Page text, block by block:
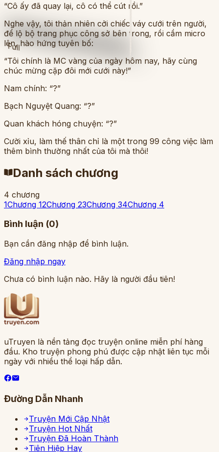
Full
“Cô ấy đã quay lại, cô có thể cút rồi.”
Nghe vậy, tôi thản nhiên cởi chiếc váy cưới trên người,
để lộ bộ trang phục công sở bên trong, rồi cầm micro
lên, hào hứng tuyên bố:
“Tôi chính là MC vàng của ngày hôm nay, hãy cùng
chúc mừng cặp đôi mới cưới này!”
Nam chính: “?”
Bạch Nguyệt Quang: “?”
Quan khách hóng chuyện: “?”
Cười xỉu, làm thế thân chỉ là một trong 99 công việc làm
thêm bình thường nhất của tôi mà thôi!
Danh sách chương
4 chương
1Chương 12Chương 23Chương 34Chương 4
Bình luận (0)
Bạn cần đăng nhập để bình luận.
Đăng nhập ngay
Chưa có bình luận nào. Hãy là người đầu tiên!
uTruyen là nền tảng đọc truyện online miễn phí hàng
đầu. Kho truyện phong phú được cập nhật liên tục mỗi
ngày với nhiều thể loại hấp dẫn.
Đường Dẫn Nhanh
Truyện Mới Cập Nhật
Truyện Hot Nhất
Truyện Đã Hoàn Thành
Tiên Hiệp Hay